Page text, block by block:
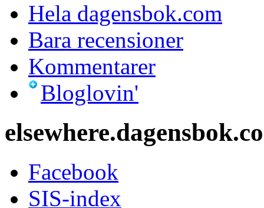
Hela dagensbok.com
Bara recensioner
Kommentarer
Bloglovin'
Facebook
SIS-index